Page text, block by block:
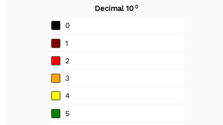
Decimal 10 0
0
1
2
3
4
5